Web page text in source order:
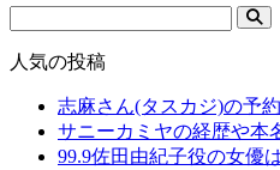
人気の投稿
志麻さん(タスカジ)の予
サニーカミヤの経歴や本
99.9佐田由紀子役の女優